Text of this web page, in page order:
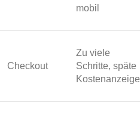
mobil
Checkout
Zu viele
Schritte, späte
Kostenanzeige